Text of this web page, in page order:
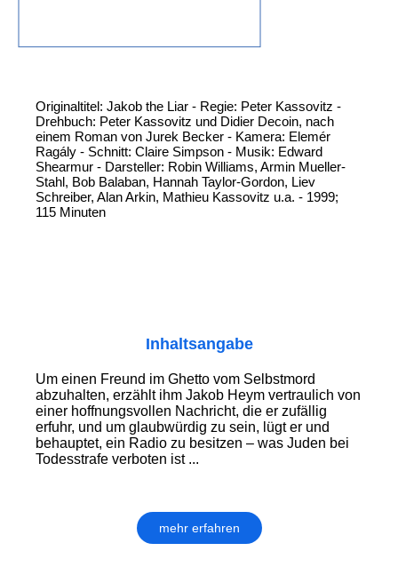
Originaltitel: Jakob the Liar - Regie: Peter Kassovitz -
Drehbuch: Peter Kassovitz und Didier Decoin, nach
einem Roman von Jurek Becker - Kamera: Elemér
Ragály - Schnitt: Claire Simpson - Musik: Edward
Shearmur - Darsteller: Robin Williams, Armin Mueller-
Stahl, Bob Balaban, Hannah Taylor-Gordon, Liev
Schreiber, Alan Arkin, Mathieu Kassovitz u.a. - 1999;
115 Minuten
Inhaltsangabe
Um einen Freund im Ghetto vom Selbstmord
abzuhalten, erzählt ihm Jakob Heym vertraulich von
einer hoffnungsvollen Nachricht, die er zufällig
erfuhr, und um glaubwürdig zu sein, lügt er und
behauptet, ein Radio zu besitzen – was Juden bei
Todesstrafe verboten ist ...
mehr erfahren